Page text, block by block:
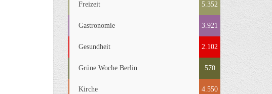
Freizeit 5.352
Gastronomie 3.921
Gesundheit 2.102
Grüne Woche Berlin 570
Kirche 4.550